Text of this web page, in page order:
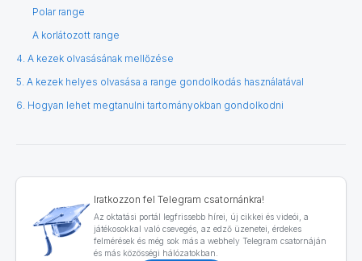
Polar range
A korlátozott range
4. A kezek olvasásának mellőzése
5. A kezek helyes olvasása a range gondolkodás használatával
6. Hogyan lehet megtanulni tartományokban gondolkodni
Iratkozzon fel Telegram csatornánkra!
Az oktatási portál legfrissebb hírei, új cikkei és videói, a
játékosokkal való csevegés, az edző üzenetei, érdekes
felmérések és még sok más a webhely Telegram csatornáján
és más közösségi hálózatokban.